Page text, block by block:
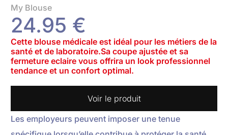
My Blouse
24.95 €
Cette blouse médicale est idéal pour les métiers de la
santé et de laboratoire.Sa coupe ajustée et sa
fermeture eclaire vous offrira un look professionnel
tendance et un confort optimal.
Voir le produit
Les employeurs peuvent imposer une tenue